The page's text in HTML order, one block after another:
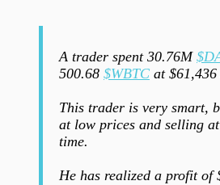
A trader spent 30.76M
500.68 $WBTC at
This trader is very smart,
at low prices and selling
time.
He has realized a profit of